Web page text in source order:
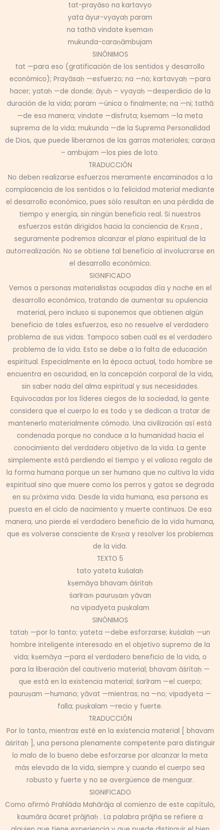
tat-prayāso na kartavyo
yata āyur-vyayaḥ param
na tathā vindate kṣemaṁ
mukunda-caraṇāmbujam
SINÓNIMOS
tat —para eso (gratificación de los sentidos y desarrollo
económico); Prayāsaḥ —esfuerzo; na —no; kartavyaḥ —para
hacer; yataḥ —de donde; āyuḥ – vyayaḥ —desperdicio de la
duración de la vida; param —única o finalmente; na —ni; tathā
—de esa manera; vindate —disfruta; kṣemam —la meta
suprema de la vida; mukunda —de la Suprema Personalidad
de Dios, que puede liberarnos de las garras materiales; caraṇa
– ambujam —los pies de loto.
TRADUCCIÓN
No deben realizarse esfuerzos meramente encaminados a la
complacencia de los sentidos o la felicidad material mediante
el desarrollo económico, pues sólo resultan en una pérdida de
tiempo y energía, sin ningún beneficio real. Si nuestros
esfuerzos están dirigidos hacia la conciencia de Kṛṣṇa ,
seguramente podremos alcanzar el plano espiritual de la
autorrealización. No se obtiene tal beneficio al involucrarse en
el desarrollo económico.
SIGNIFICADO
Vemos a personas materialistas ocupadas día y noche en el
desarrollo económico, tratando de aumentar su opulencia
material, pero incluso si suponemos que obtienen algún
beneficio de tales esfuerzos, eso no resuelve el verdadero
problema de sus vidas. Tampoco saben cuál es el verdadero
problema de la vida. Esto se debe a la falta de educación
espiritual. Especialmente en la época actual, todo hombre se
encuentra en oscuridad, en la concepción corporal de la vida,
sin saber nada del alma espiritual y sus necesidades.
Equivocadas por los líderes ciegos de la sociedad, la gente
considera que el cuerpo lo es todo y se dedican a tratar de
mantenerlo materialmente cómodo. Una civilización así está
condenada porque no conduce a la humanidad hacia el
conocimiento del verdadero objetivo de la vida. La gente
simplemente está perdiendo el tiempo y el valioso regalo de
la forma humana porque un ser humano que no cultiva la vida
espiritual sino que muere como los perros y gatos se degrada
en su próxima vida. Desde la vida humana, esa persona es
puesta en el ciclo de nacimiento y muerte continuos. De esa
manera, uno pierde el verdadero beneficio de la vida humana,
que es volverse consciente de Kṛṣṇa y resolver los problemas
de la vida.
TEXTO 5
tato yateta kuśalaḥ
kṣemāya bhavam āśritaḥ
śarīraṁ pauruṣaṁ yāvan
na vipadyeta puṣkalam
SINÓNIMOS
tataḥ —por lo tanto; yateta —debe esforzarse; kuśalaḥ —un
hombre inteligente interesado en el objetivo supremo de la
vida; kṣemāya —para el verdadero beneficio de la vida, o
para la liberación del cautiverio material; bhavam āśritaḥ —
que está en la existencia material; śarīram —el cuerpo;
pauruṣam —humano; yāvat —mientras; na —no; vipadyeta —
falla; puṣkalam —recio y fuerte.
TRADUCCIÓN
Por lo tanto, mientras esté en la existencia material [ bhavam
āśritaḥ ], una persona plenamente competente para distinguir
lo malo de lo bueno debe esforzarse por alcanzar la meta
más elevada de la vida, siempre y cuando el cuerpo sea
robusto y fuerte y no se avergüence de menguar.
SIGNIFICADO
Como afirmó Prahlāda Mahārāja al comienzo de este capítulo,
kaumāra ācaret prājñaḥ . La palabra prājña se refiere a